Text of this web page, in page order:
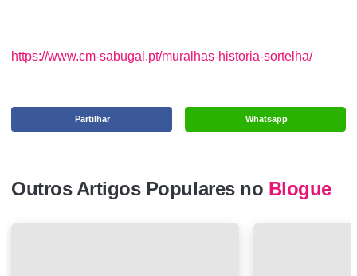
https://www.cm-sabugal.pt/muralhas-historia-sortelha/
Whatsapp
Partilhar
Outros Artigos Populares no Blogue